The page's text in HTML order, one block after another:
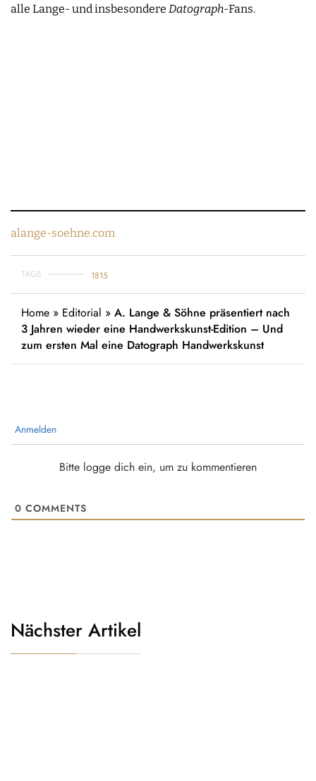
alle Lange- und insbesondere Datograph-Fans.
alange-soehne.com
TAGS 1815
Home » Editorial » A. Lange & Söhne präsentiert nach
3 Jahren wieder eine Handwerkskunst-Edition – Und
zum ersten Mal eine Datograph Handwerkskunst
Anmelden
Bitte logge dich ein, um zu kommentieren
0 COMMENTS
Nächster Artikel